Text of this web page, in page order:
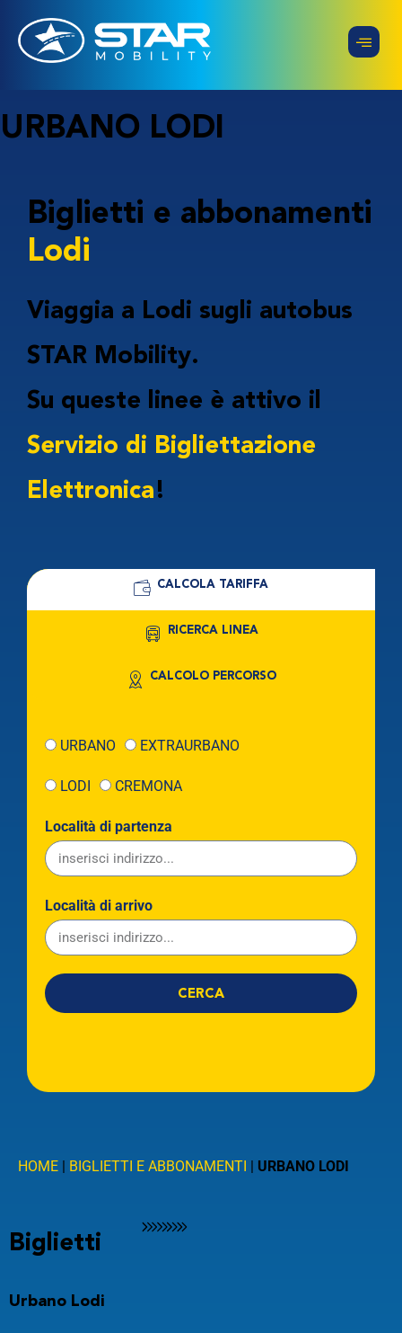
URBANO LODI
CALCOLA TARIFFA
RICERCA LINEA
CALCOLO PERCORSO
URBANO EXTRAURBANO
LODI CREMONA
Località di partenza
Località di arrivo
CERCA
Arrivo alle
Biglietti e abbonamenti
Lodi
Viaggia a Lodi sugli autobus
STAR Mobility.
Su queste linee è attivo il
Servizio di Bigliettazione
Elettronica!
HOME | BIGLIETTI E ABBONAMENTI | URBANO LODI
Biglietti
Urbano Lodi